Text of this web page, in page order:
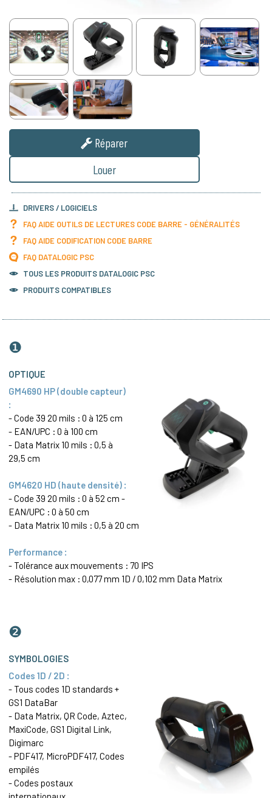
Réparer
Louer
DRIVERS / LOGICIELS
FAQ AIDE OUTILS DE LECTURES CODE BARRE - GÉNÉRALITÉS
FAQ AIDE CODIFICATION CODE BARRE
FAQ DATALOGIC PSC
TOUS LES PRODUITS DATALOGIC PSC
PRODUITS COMPATIBLES
❶
OPTIQUE
GM4690 HP (double capteur)
:
-Code 39 20 mils : 0 à 125 cm
- EAN/UPC : 0 à 100 cm
- Data Matrix 10 mils : 0,5 à
29,5 cm
GM4620 HD (haute densité) :
-Code 39 20 mils : 0 à 52 cm -
EAN/UPC : 0 à 50 cm
- Data Matrix 10 mils : 0,5 à 20 cm
Performance :
- Tolérance aux mouvements : 70 IPS
- Résolution max : 0,077 mm 1D / 0,102 mm Data Matrix
❷
SYMBOLOGIES
Codes 1D / 2D :
- Tous codes 1D standards +
GS1 DataBar
- Data Matrix, QR Code, Aztec,
MaxiCode, GS1 Digital Link,
Digimarc
-PDF417, MicroPDF417, Codes
empilés
- Codes postaux